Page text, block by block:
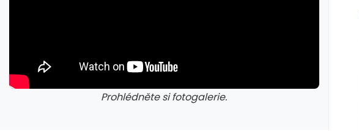
Prohlédněte si fotogalerie.